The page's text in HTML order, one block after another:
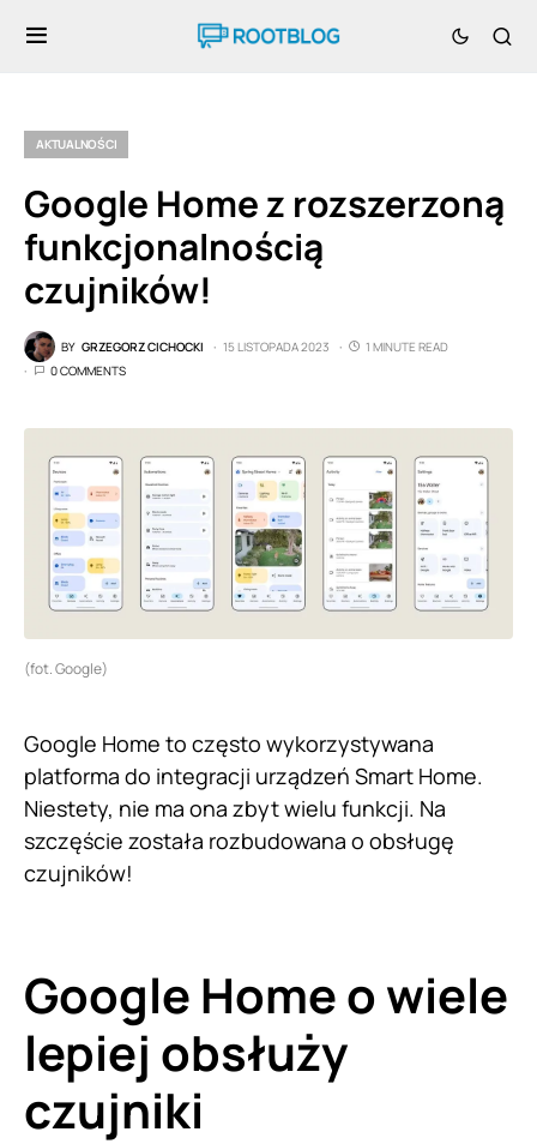
AKTUALNOŚCI
Google Home z rozszerzoną
funkcjonalnością
czujników!
BY GRZEGORZ CICHOCKI 15 LISTOPADA 2023
1 MINUTE READ
0 COMMENTS
(fot. Google)
Google Home to często wykorzystywana
platforma do integracji urządzeń Smart Home.
Niestety, nie ma ona zbyt wielu funkcji. Na
szczęście została rozbudowana o obsługę
czujników!
Google Home o wiele
lepiej obsłuży
czujniki